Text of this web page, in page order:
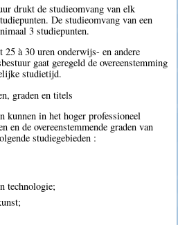
drukt de studieomvang van elk
De studieomvang van een
3 studiepunten.
25 à 30 uren onderwijs- en andere
gaat geregeld de overeenstemming
studietijd.
graden en titels
kunnen in het hoger professioneel
en de overeenstemmende graden van
studiegebieden :
technologie;